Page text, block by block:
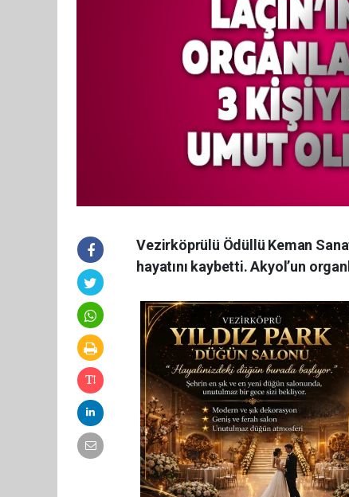
Vezirköprülü Ödüllü Keman
hayatını kaybetti. Akyol’un